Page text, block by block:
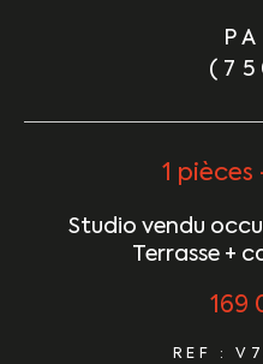
1 pièces
Studio vendu
Terrasse +
169
REF :